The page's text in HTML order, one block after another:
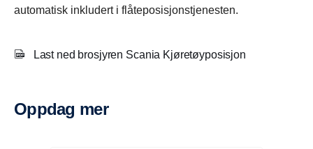
automatisk inkludert i flåteposisjonstjenesten.
Last ned brosjyren Scania Kjøretøyposisjon
Oppdag mer